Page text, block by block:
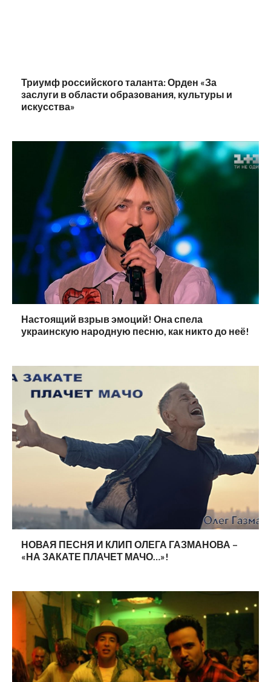
Триумф российского таланта: Орден «За
заслуги в области образования, культуры и
искусства»
Настоящий взрыв эмоций! Она спела
украинскую народную песню, как никто до неё!
НОВАЯ ПЕСНЯ И КЛИП ОЛЕГА ГАЗМАНОВА –
«НА ЗАКАТЕ ПЛАЧЕТ МАЧО…»!